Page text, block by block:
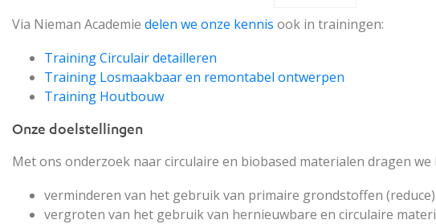
Via Nieman Academie delen we onze kennis ook in trainingen:
Training Circulair detailleren
Training Losmaakbaar en remontabel ontwerpen
Training Houtbouw
Onze doelstellingen
Met ons onderzoek naar circulaire en biobased materialen dragen
verminderen van het gebruik van primaire grondstoffen (reduce)
vergroten van het gebruik van hernieuwbare en circulaire